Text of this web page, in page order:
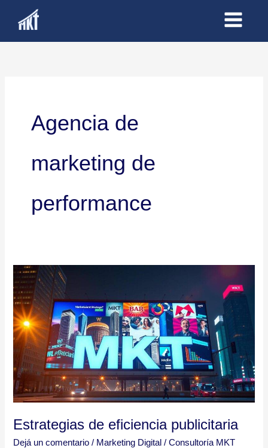
Agencia de
marketing de
performance
Estrategias de eficiencia publicitaria
Dejá un comentario / Marketing Digital /Consultoría MKT
Estrategias
de
eficiencia
publicitaria